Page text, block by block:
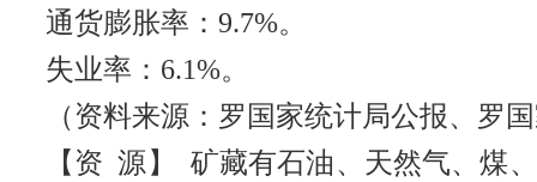
通货膨胀率：9.7%。
失业率：6.1%。
（资料来源：罗国家统计局公报、罗
【资 源】 矿藏有石油、天然气、煤